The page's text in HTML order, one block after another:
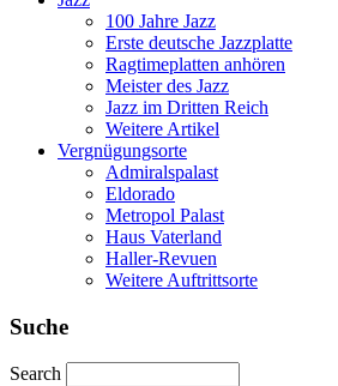
100 Jahre Jazz
Erste deutsche Jazzplatte
Ragtimeplatten anhören
Meister des Jazz
Jazz im Dritten Reich
Weitere Artikel
Vergnügungsorte
Admiralspalast
Eldorado
Metropol Palast
Haus Vaterland
Haller-Revuen
Weitere Auftrittsorte
Suche
Search